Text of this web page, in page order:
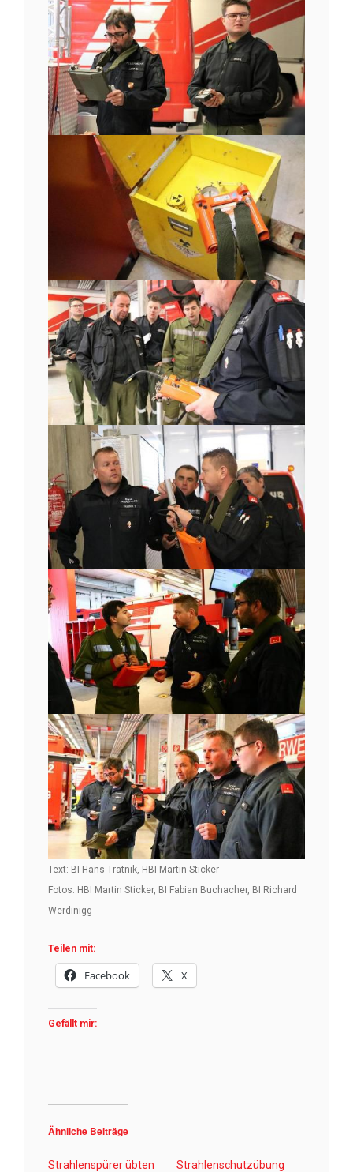
Text: BI Hans Tratnik, HBI Martin Sticker
Fotos: HBI Martin Sticker, BI Fabian Buchacher, BI Richard
Werdinigg
Teilen mit:
Facebook X
Gefällt mir:
Ähnliche Beiträge
Strahlenspürer übten
Strahlenschutzübung